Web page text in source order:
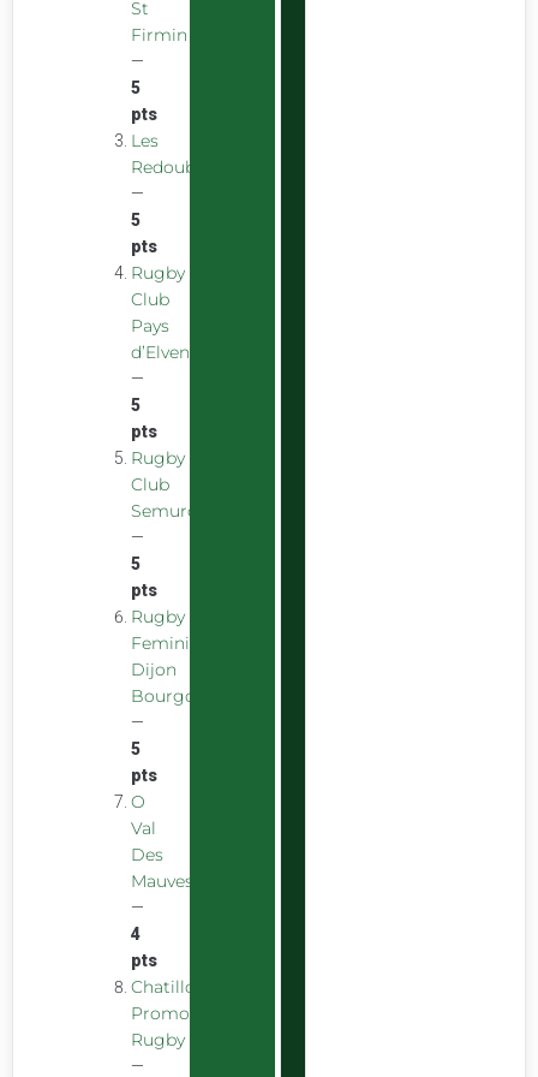
St
Firmin
—
5
pts
Les
Redoubstables
—
5
pts
Rugby
Club
Pays
d’Elven
—
5
pts
Rugby
Club
Semurois
—
5
pts
Rugby
Feminin
Dijon
Bourgogne
—
5
pts
O
Val
Des
Mauves
—
4
pts
Chatillon
Promotion
Rugby
—